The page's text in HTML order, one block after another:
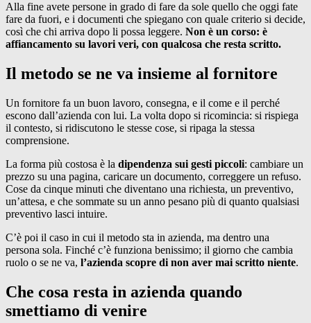
Alla fine avete persone in grado di fare da sole quello che oggi fate
fare da fuori, e i documenti che spiegano con quale criterio si decide,
così che chi arriva dopo li possa leggere. Non è un corso: è
affiancamento su lavori veri, con qualcosa che resta scritto.
Il metodo se ne va insieme al fornitore
Un fornitore fa un buon lavoro, consegna, e il come e il perché
escono dall’azienda con lui. La volta dopo si ricomincia: si rispiega
il contesto, si ridiscutono le stesse cose, si ripaga la stessa
comprensione.
La forma più costosa è la dipendenza sui gesti piccoli: cambiare un
prezzo su una pagina, caricare un documento, correggere un refuso.
Cose da cinque minuti che diventano una richiesta, un preventivo,
un’attesa, e che sommate su un anno pesano più di quanto qualsiasi
preventivo lasci intuire.
C’è poi il caso in cui il metodo sta in azienda, ma dentro una
persona sola. Finché c’è funziona benissimo; il giorno che cambia
ruolo o se ne va, l’azienda scopre di non aver mai scritto niente.
Che cosa resta in azienda quando
smettiamo di venire